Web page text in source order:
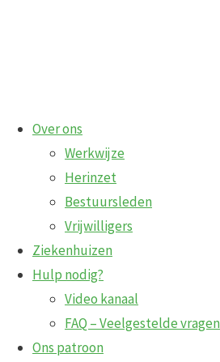
Over ons
Werkwijze
Herinzet
Bestuursleden
Vrijwilligers
Ziekenhuizen
Hulp nodig?
Video kanaal
FAQ – Veelgestelde vragen
Ons patroon
meisje